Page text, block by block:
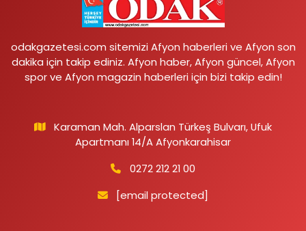
odakgazetesi.com sitemizi Afyon haberleri ve Afyon son
dakika için takip ediniz. Afyon haber, Afyon güncel, Afyon
spor ve Afyon magazin haberleri için bizi takip edin!
Karaman Mah. Alparslan Türkeş Bulvarı, Ufuk
Apartmanı 14/A Afyonkarahisar
0272 212 21 00
[email protected]